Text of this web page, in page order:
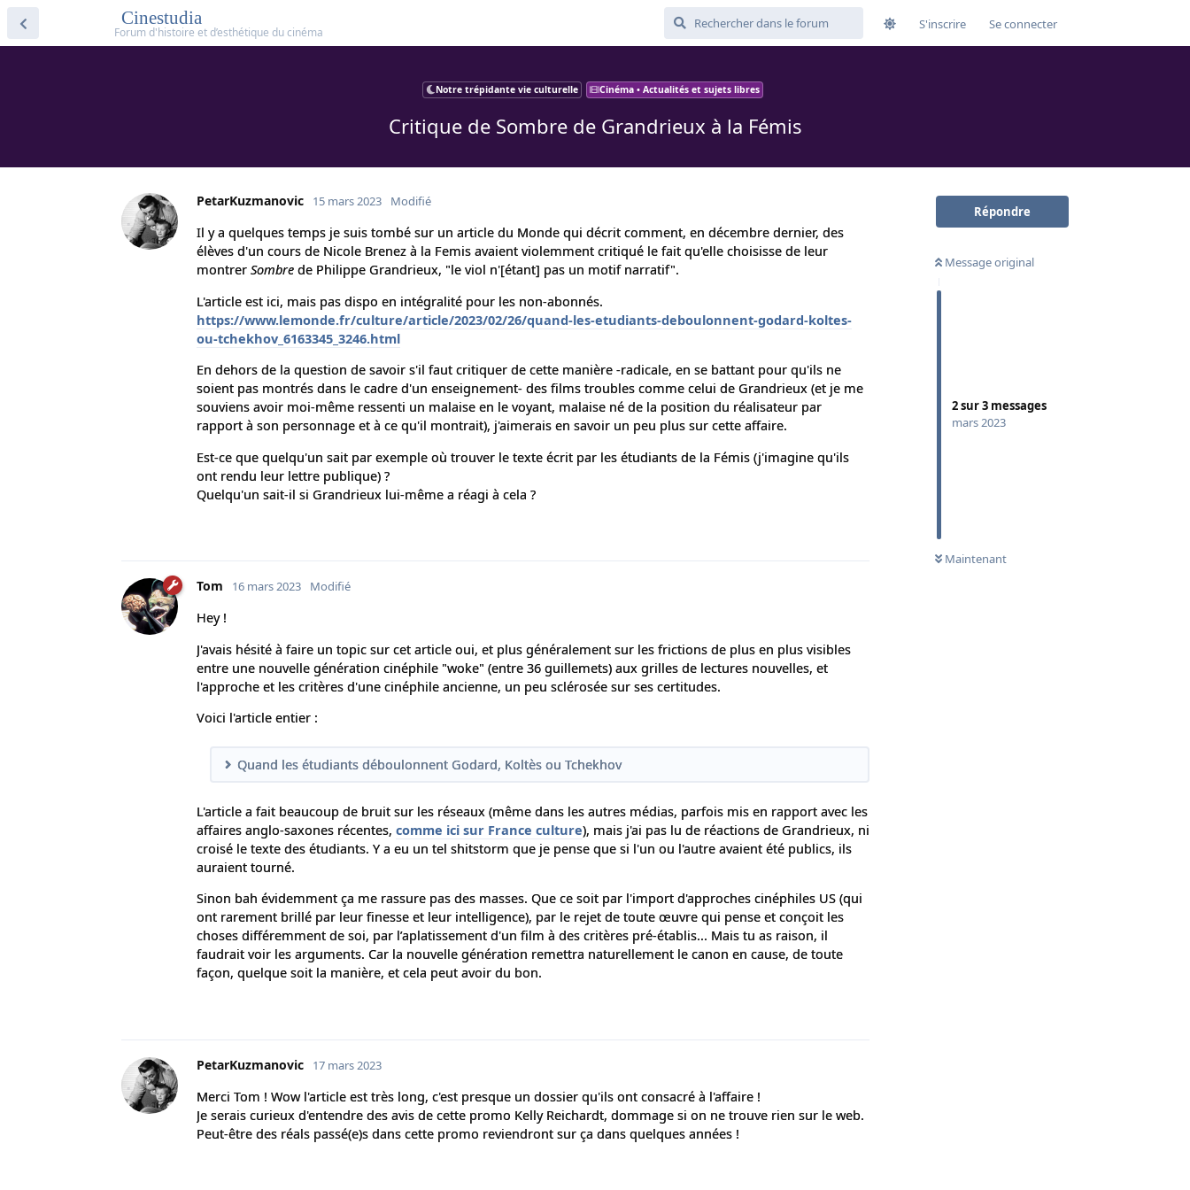
Cinestudia S'inscrire Se connecter
Notre trépidante vie culturelle Cinéma • Actualités et sujets libres
Critique de Sombre de Grandrieux à la Fémis
Répondre
Message original
2sur3 messages
mars 2023
Maintenant
PetarKuzmanovic 15 mars 2023 Modifié
Il y a quelques temps je suis tombé sur un article du Monde qui décrit comment, en décembre dernier, des
élèves d'un cours de Nicole Brenez à la Femis avaient violemment critiqué le fait qu'elle choisisse de leur
montrer Sombre de Philippe Grandrieux, "le viol n'[étant] pas un motif narratif".
L'article est ici, mais pas dispo en intégralité pour les non-abonnés.
https://www.lemonde.fr/culture/article/2023/02/26/quand-les-etudiants-deboulonnent-godard-koltes-
ou-tchekhov_6163345_3246.html
En dehors de la question de savoir s'il faut critiquer de cette manière -radicale, en se battant pour qu'ils ne
soient pas montrés dans le cadre d'un enseignement- des films troubles comme celui de Grandrieux (et je me
souviens avoir moi-même ressenti un malaise en le voyant, malaise né de la position du réalisateur par
rapport à son personnage et à ce qu'il montrait), j'aimerais en savoir un peu plus sur cette affaire.
Est-ce que quelqu'un sait par exemple où trouver le texte écrit par les étudiants de la Fémis (j'imagine qu'ils
ont rendu leur lettre publique) ?
Quelqu'un sait-il si Grandrieux lui-même a réagi à cela ?
Tom 16 mars 2023 Modifié
Hey !
J'avais hésité à faire un topic sur cet article oui, et plus généralement sur les frictions de plus en plus visibles
entre une nouvelle génération cinéphile "woke" (entre 36 guillemets) aux grilles de lectures nouvelles, et
l'approche et les critères d'une cinéphile ancienne, un peu sclérosée sur ses certitudes.
Voici l'article entier :
Quand les étudiants déboulonnent Godard, Koltès ou Tchekhov
L'article a fait beaucoup de bruit sur les réseaux (même dans les autres médias, parfois mis en rapport avec les
affaires anglo-saxones récentes, comme ici sur France culture), mais j'ai pas lu de réactions de Grandrieux, ni
croisé le texte des étudiants. Y a eu un tel shitstorm que je pense que si l'un ou l'autre avaient été publics, ils
auraient tourné.
Sinon bah évidemment ça me rassure pas des masses. Que ce soit par l'import d'approches cinéphiles US (qui
ont rarement brillé par leur finesse et leur intelligence), par le rejet de toute œuvre qui pense et conçoit les
choses différemment de soi, par l’aplatissement d'un film à des critères pré-établis... Mais tu as raison, il
faudrait voir les arguments. Car la nouvelle génération remettra naturellement le canon en cause, de toute
façon, quelque soit la manière, et cela peut avoir du bon.
PetarKuzmanovic 17 mars 2023
Merci Tom ! Wow l'article est très long, c'est presque un dossier qu'ils ont consacré à l'affaire !
Je serais curieux d'entendre des avis de cette promo Kelly Reichardt, dommage si on ne trouve rien sur le web.
Peut-être des réals passé(e)s dans cette promo reviendront sur ça dans quelques années !